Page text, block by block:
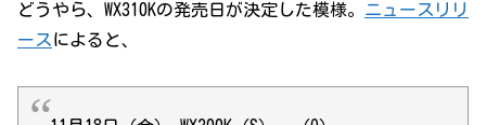
どうやら、WX310Kの発売日が決定した模様。 ニュースリリ
ース によると、